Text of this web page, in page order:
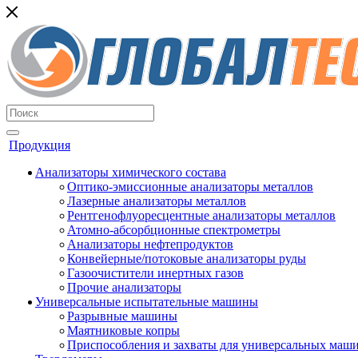
Продукция
Анализаторы химического состава
Оптико-эмиссионные анализаторы металлов
Лазерные анализаторы металлов
Рентгенофлуоресцентные анализаторы металлов
Атомно-абсорбционные спектрометры
Анализаторы нефтепродуктов
Конвейерные/потоковые анализаторы руды
Газоочистители инертных газов
Прочие анализаторы
Универсальные испытательные машины
Разрывные машины
Маятниковые копры
Приспособления и захваты для универсальных